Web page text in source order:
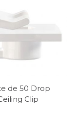
de 50 Drop
Clip